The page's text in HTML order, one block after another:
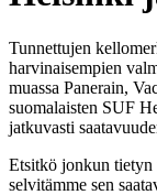
Tunnettujen
harvinaisempien
muassa Panerain,
suomalaisten SUF
jatkuvasti
Etsitkö jonkun
selvitämme sen